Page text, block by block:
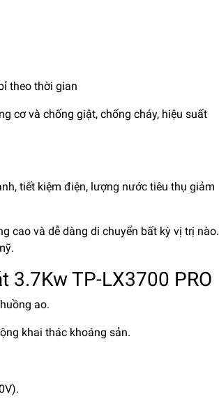
theo thời gian
cơ và chống giật, chống cháy, hiệu suất
tiết kiệm điện, lượng nước tiêu thụ giảm
cao và dễ dàng di chuyển bất kỳ vị trị nào.
3.7Kw TP-LX3700 PRO
ao.
khai thác khoáng sản.